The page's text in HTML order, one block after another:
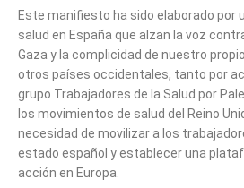
Este manifiesto ha sido elaborado por
salud en España que alzan la voz
Gaza y la complicidad de nuestro
otros países occidentales, tanto por
grupo Trabajadores de la Salud por
los movimientos de salud del Reino
necesidad de movilizar a los
estado español y establecer una
acción en Europa.